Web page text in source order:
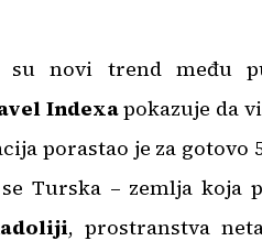
novi trend među
Indexapokazuje da
porastao je za gotovo
Turska – zemlja koja
, prostranstva